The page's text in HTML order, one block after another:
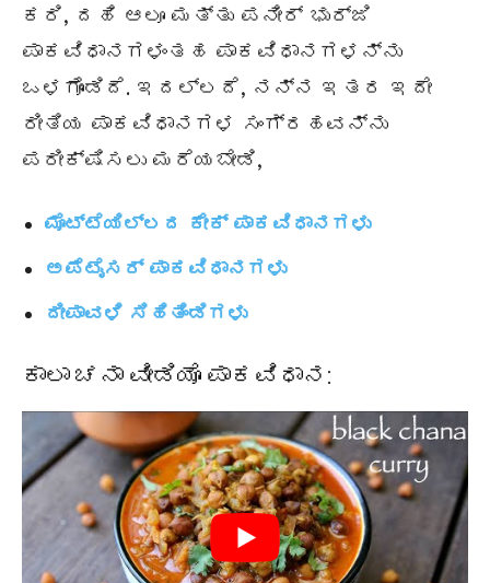
ಕರಿ, ದಹಿ ಆಲೂ ಮತ್ತು ಪನೀರ್ ಭುರ್ಜಿ
ಪಾಕವಿಧಾನಗಳಂತಹ ಪಾಕವಿಧಾನಗಳನ್ನು
ಒಳಗೊಂಡಿದೆ. ಇದಲ್ಲದೆ, ನನ್ನ ಇತರ ಇದೇ
ರೀತಿಯ ಪಾಕವಿಧಾನಗಳ ಸಂಗ್ರಹವನ್ನು
ಪರೀಕ್ಷಿಸಲು ಮರೆಯಬೇಡಿ,
ಮೊಟ್ಟೆಯಿಲ್ಲದ ಕೇಕ್ ಪಾಕವಿಧಾನಗಳು
ಅಪೆಟೈಸರ್ ಪಾಕವಿಧಾನಗಳು
ದೀಪಾವಳಿ ಸಿಹಿತಿಂಡಿಗಳು
ಕಾಲಾ ಚನಾ ವೀಡಿಯೊ ಪಾಕವಿಧಾನ: